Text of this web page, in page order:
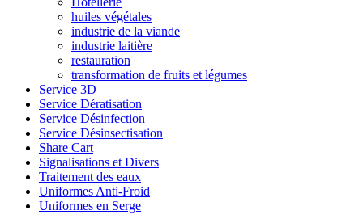
huiles végétales
industrie de la viande
industrie laitière
restauration
transformation de fruits et légumes
Service 3D
Service Dératisation
Service Désinfection
Service Désinsectisation
Share Cart
Signalisations et Divers
Traitement des eaux
Uniformes Anti-Froid
Uniformes en Serge